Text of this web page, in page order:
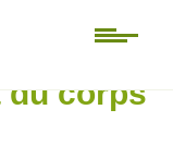
du corps